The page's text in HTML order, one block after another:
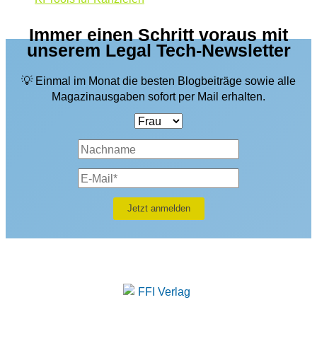
Immer einen Schritt voraus mit
unserem Legal Tech-Newsletter
💡 Einmal im Monat die besten Blogbeiträge sowie alle
Magazinausgaben sofort per Mail erhalten.